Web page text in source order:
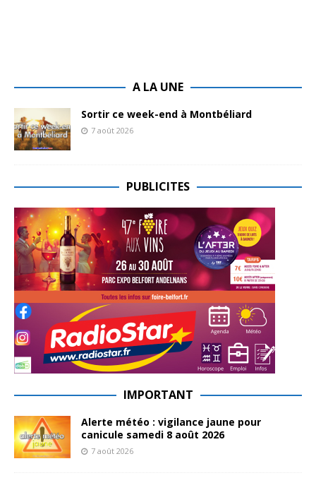
A LA UNE
Sortir ce week-end à Montbéliard
7 août 2026
PUBLICITES
IMPORTANT
Alerte météo : vigilance jaune pour
canicule samedi 8 août 2026
7 août 2026